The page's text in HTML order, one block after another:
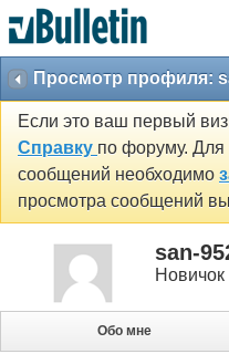
Просмотр профиля:
Если это ваш первый
Справку по форуму.
сообщений необходимо
просмотра сообщений
san-
Новичок
Обо мне